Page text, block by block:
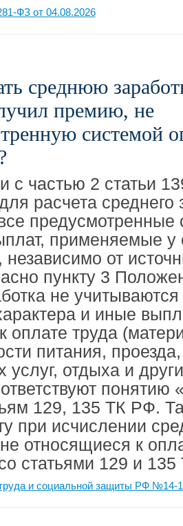
ФЗ от 04.08.2026
среднюю
премию, не
системой
с частью 2 статьи
расчета среднего
предусмотренные
применяемые у
независимо от
пункту 3
не
и иные
оплате труда
питания,
отдыха и
понятию
129, 135 ТК РФ.
при исчислении
относящиеся к
статьями 129 и
и социальной защиты РФ №14-